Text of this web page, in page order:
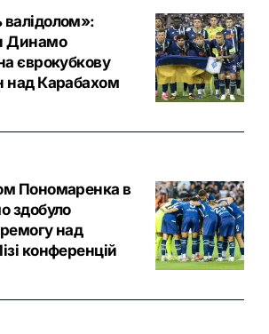
Динамо
єврокубкову
над Карабахом
Пономаренка в
здобуло
над
конференцій